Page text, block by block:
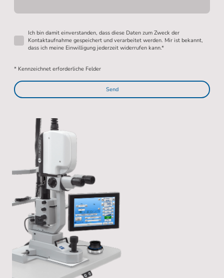
Ich bin damit einverstanden, dass diese Daten zum Zweck der
Kontaktaufnahme gespeichert und verarbeitet werden. Mir ist bekannt,
dass ich meine Einwilligung jederzeit widerrufen kann.*
* Kennzeichnet erforderliche Felder
Send